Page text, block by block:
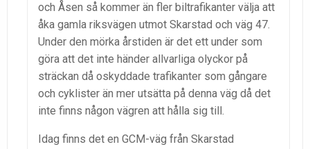
och Åsen så kommer än fler biltrafikanter välja att
åka gamla riksvägen utmot Skarstad och väg 47.
Under den mörka årstiden är det ett under som
göra att det inte händer allvarliga olyckor på
sträckan då oskyddade trafikanter som gångare
och cyklister än mer utsätta på denna väg då det
inte finns någon vägren att hålla sig till.
Idag finns det en GCM-väg från Skarstad